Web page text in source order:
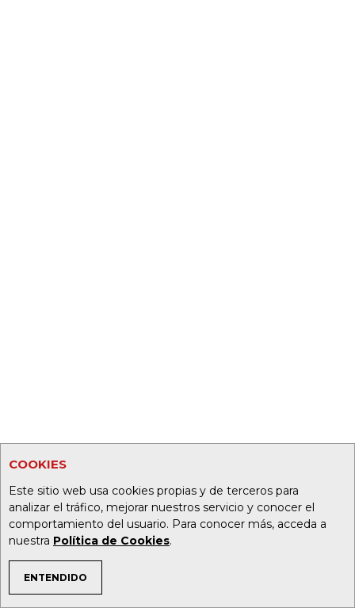
COOKIES
Este sitio web usa cookies propias y de terceros para
analizar el tráfico, mejorar nuestros servicio y conocer el
comportamiento del usuario. Para conocer más, acceda a
nuestra Política de Cookies.
ENTENDIDO
TEMAS DE INTERÉS